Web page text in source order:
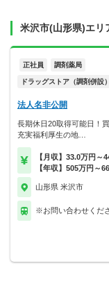
米沢市(山形県)エリ
正社員 調剤薬局
ドラッグストア（調剤併設）
法人名非公開
長期休日20取得可能日！
充実福利厚生の地…
【月収】33.0万円～
【年収】505万円～
山形県 米沢市
※お問い合わせくだ